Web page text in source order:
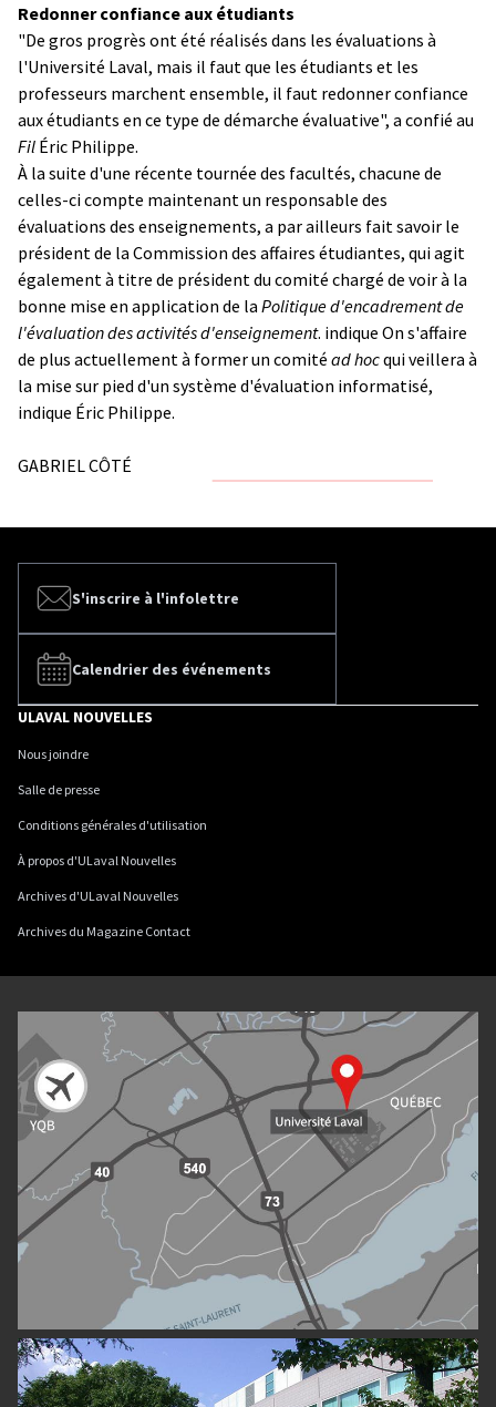
Redonner confiance aux étudiants
"De gros progrès ont été réalisés dans les évaluations à
l'Université Laval, mais il faut que les étudiants et les
professeurs marchent ensemble, il faut redonner confiance
aux étudiants en ce type de démarche évaluative", a confié au
Fil Éric Philippe.
À la suite d'une récente tournée des facultés, chacune de
celles-ci compte maintenant un responsable des
évaluations des enseignements, a par ailleurs fait savoir le
président de la Commission des affaires étudiantes, qui agit
également à titre de président du comité chargé de voir à la
bonne mise en application de la Politique d'encadrement de
l'évaluation des activités d'enseignement. indique On s'affaire
de plus actuellement à former un comité ad hocqui veillera à
la mise sur pied d'un système d'évaluation informatisé,
indique Éric Philippe.
GABRIEL CÔTÉ
S'inscrire à l'infolettre
Calendrier des événements
ULAVAL NOUVELLES
Nous joindre
Salle de presse
Conditions générales d'utilisation
À propos d'ULaval Nouvelles
Archives d'ULaval Nouvelles
Archives du Magazine Contact